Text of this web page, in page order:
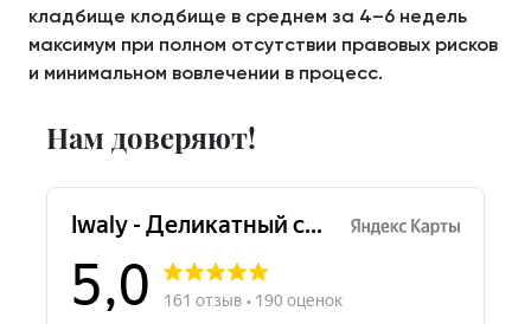
кладбище клодбище в среднем за 4–6 недель
максимум при полном отсутствии правовых рисков
и минимальном вовлечении в процесс.
Нам доверяют!